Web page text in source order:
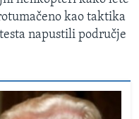
kao taktika
napustili područje